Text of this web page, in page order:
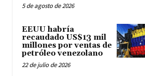
5 de agosto de 2026
EEUU habría
recaudado US$13 mil
millones por ventas de
petróleo venezolano
22 de julio de 2026